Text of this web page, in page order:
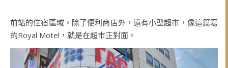
前站的住宿區域，除了便利商店外，還有小型超市，像這篇寫
的Royal Motel，就是在超市正對面。